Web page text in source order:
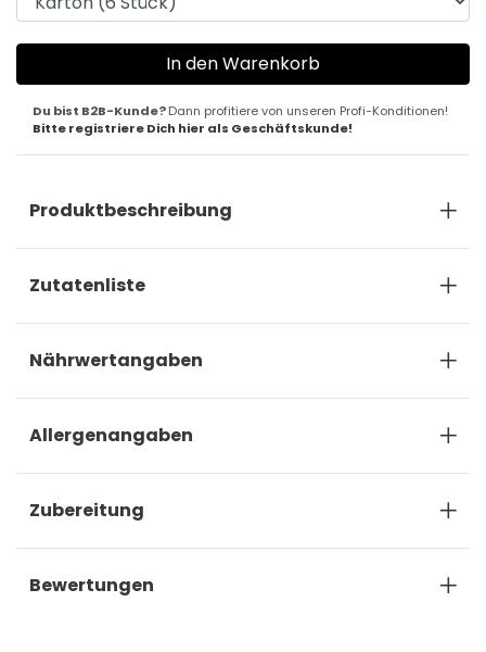
Du bist B2B-Kunde?Dann profitiere von unseren Profi-Konditionen!
Bitte registriere Dich hier als Geschäftskunde!
Produktbeschreibung
Zutatenliste
Nährwertangaben
Allergenangaben
Zubereitung
Bewertungen